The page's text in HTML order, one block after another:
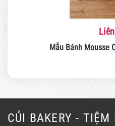
CỦI BAKERY -